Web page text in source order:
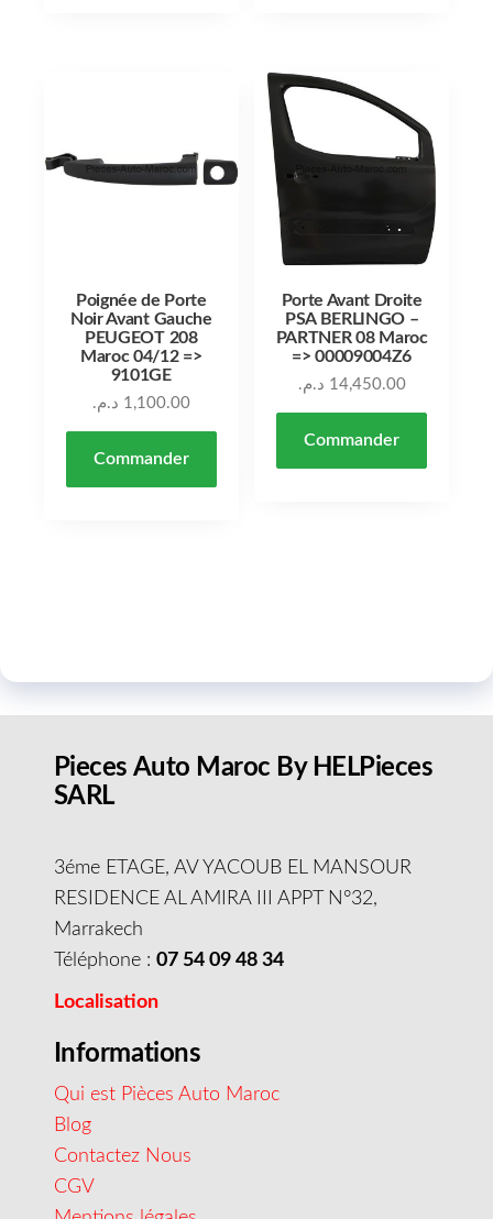
Poignée de Porte
Noir Avant Gauche
PEUGEOT 208
Maroc 04/12 =>
9101GE
1,100.00 د.م.
Commander
Porte Avant Droite
PSA BERLINGO –
PARTNER 08 Maroc
=> 00009004Z6
14,450.00 د.م.
Commander
Pieces Auto Maroc By HELPieces
SARL
3éme ETAGE, AV YACOUB EL MANSOUR
RESIDENCE AL AMIRA III APPT N°32,
Marrakech
Téléphone : 07 54 09 48 34
Localisation
Informations
Qui est Pièces Auto Maroc
Blog
Contactez Nous
CGV